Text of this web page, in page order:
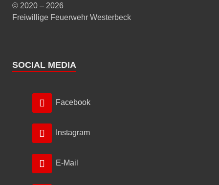
© 2020 – 2026
Freiwillige Feuerwehr Westerbeck
SOCIAL MEDIA
Facebook
Instagram
E-Mail